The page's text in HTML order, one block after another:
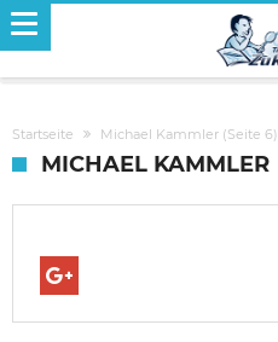
Startseite Michael Kammler (Seite 6)
MICHAEL KAMMLER